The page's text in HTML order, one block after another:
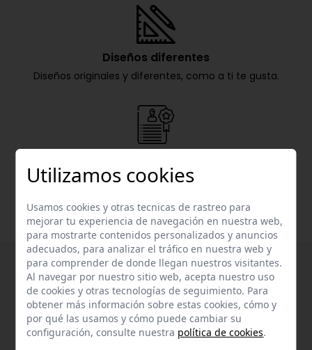
Diseños diferentes
Diseños originales y diferentes, como a ti te gusta.
Nachete lleva más de 20 años en el mercado de la
Utilizamos cookies
Usamos cookies y otras tecnicas de rastreo para
mejorar tu experiencia de navegación en nuestra web,
para mostrarte contenidos personalizados y anuncios
adecuados, para analizar el tráfico en nuestra web y
para comprender de donde llegan nuestros visitantes.
Al navegar por nuestro sitio web, acepta nuestro uso
de cookies y otras tecnologías de seguimiento. Para
obtener más información sobre estas cookies, cómo y
por qué las usamos y cómo puede cambiar su
configuración, consulte nuestra política de cookies.